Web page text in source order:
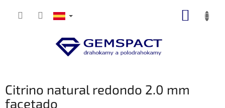
CESTA
Citrino natural redondo 2.0 mm
facetado